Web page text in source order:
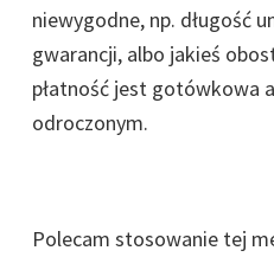
niewygodne, np. długość
gwarancji, albo jakieś
płatność jest gotówkowa
odroczonym.
Polecam stosowanie tej